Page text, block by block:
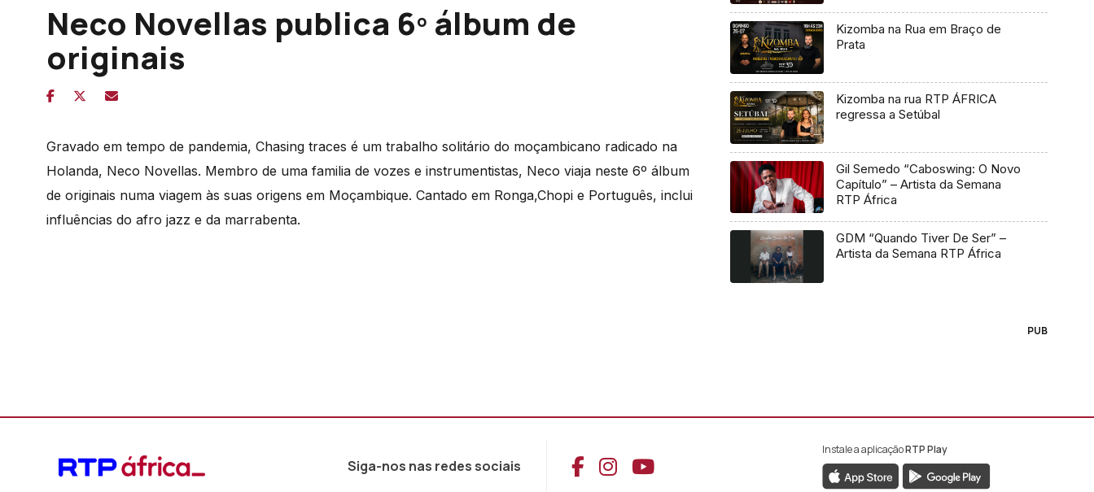
Neco Novellas publica 6º álbum de
originais
Gravado em tempo de pandemia, Chasing traces é um trabalho solitário do moçambicano radicado na
Holanda, Neco Novellas. Membro de uma familia de vozes e instrumentistas, Neco viaja neste 6º álbum
de originais numa viagem às suas origens em Moçambique. Cantado em Ronga,Chopi e Português, inclui
influências do afro jazz e da marrabenta.
Kizomba na Rua em Braço de
Prata
Kizomba na rua RTP ÁFRICA
regressa a Setúbal
Gil Semedo “Caboswing: O Novo
Capítulo” – Artista da Semana
RTP África
GDM “Quando Tiver De Ser” –
Artista da Semana RTP África
PUB
Siga-nos nas redes sociais Aceder ao Facebook da RTP África
Aceder ao Instagram da RTP África
Aceder ao YouTube da RTP África
Instale a aplicaçãoRTP Play